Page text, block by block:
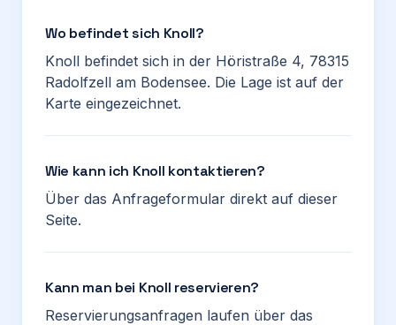
Wo befindet sich Knoll?
Knoll befindet sich in der Höristraße 4, 78315
Radolfzell am Bodensee. Die Lage ist auf der
Karte eingezeichnet.
Wie kann ich Knoll kontaktieren?
Über das Anfrageformular direkt auf dieser
Seite.
Kann man bei Knoll reservieren?
Reservierungsanfragen laufen über das